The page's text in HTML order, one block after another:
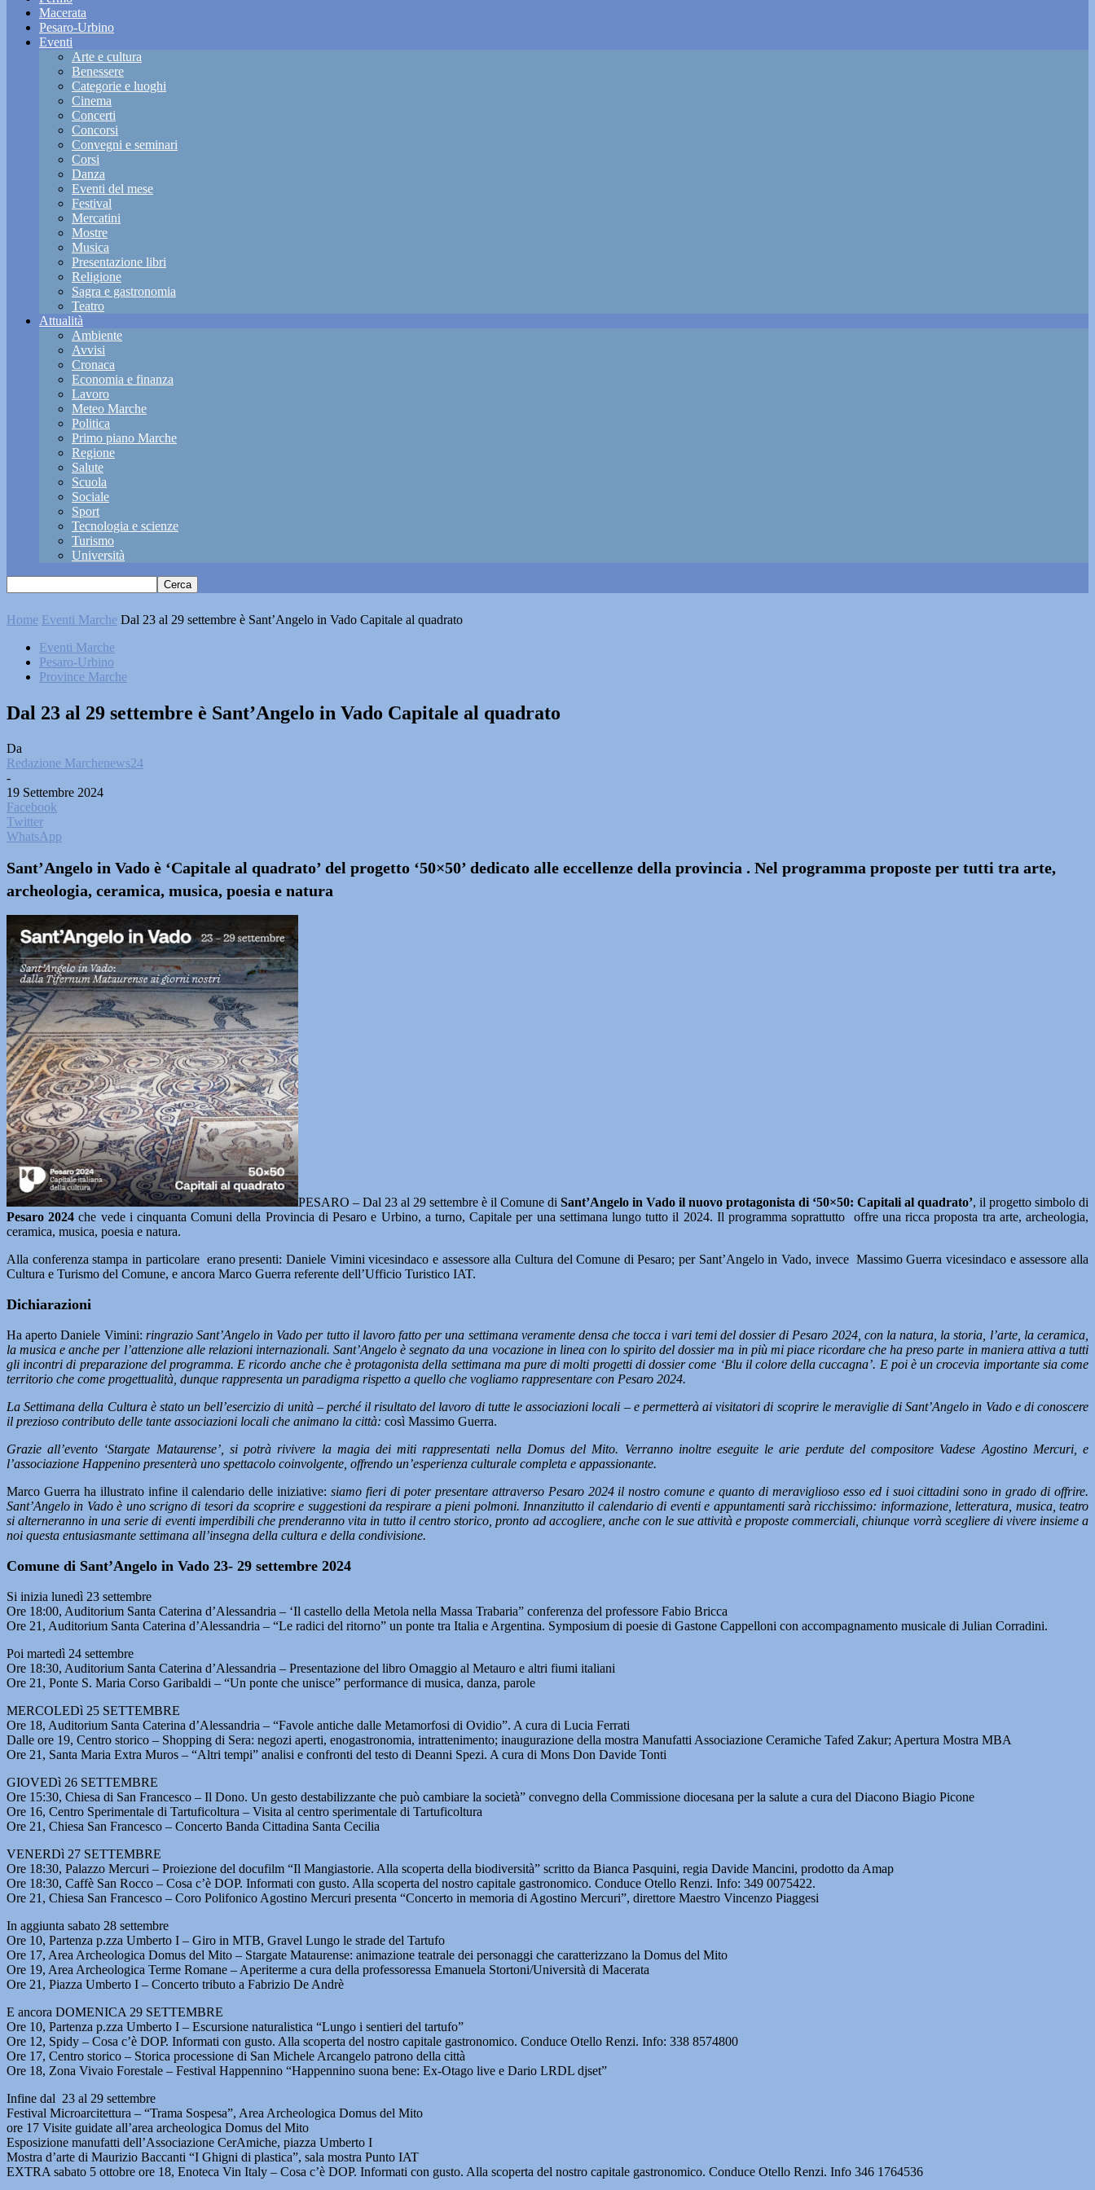
Macerata
Pesaro-Urbino
Eventi
Arte e cultura
Benessere
Categorie e luoghi
Cinema
Concerti
Concorsi
Convegni e seminari
Corsi
Danza
Eventi del mese
Festival
Mercatini
Mostre
Musica
Presentazione libri
Religione
Sagra e gastronomia
Teatro
Attualità
Ambiente
Avvisi
Cronaca
Economia e finanza
Lavoro
Meteo Marche
Politica
Primo piano Marche
Regione
Salute
Scuola
Sociale
Sport
Tecnologia e scienze
Turismo
Università
Home Eventi Marche Dal 23 al 29 settembre è Sant’Angelo in Vado Capitale al quadrato
Eventi Marche
Pesaro-Urbino
Province Marche
Dal 23 al 29 settembre è Sant’Angelo in Vado Capitale al quadrato
Da
Redazione Marchenews24
-
19 Settembre 2024
Facebook
Twitter
WhatsApp
Sant’Angelo in Vado è ‘Capitale al quadrato’ del progetto ‘50×50’ dedicato alle eccellenze della provincia . Nel programma proposte per tutti tra arte,
archeologia, ceramica, musica, poesia e natura
PESARO – Dal 23 al 29 settembre è il Comune di Sant’Angelo in Vado il nuovo protagonista di ‘50×50: Capitali al quadrato’, il progetto simbolo di
Pesaro 2024 che vede i cinquanta Comuni della Provincia di Pesaro e Urbino, a turno, Capitale per una settimana lungo tutto il 2024. Il programma soprattutto offre una ricca proposta tra arte, archeologia,
ceramica, musica, poesia e natura.
Alla conferenza stampa in particolare erano presenti: Daniele Vimini vicesindaco e assessore alla Cultura del Comune di Pesaro; per Sant’Angelo in Vado, invece Massimo Guerra vicesindaco e assessore alla
Cultura e Turismo del Comune, e ancora Marco Guerra referente dell’Ufficio Turistico IAT.
Dichiarazioni
Ha aperto Daniele Vimini: ringrazio Sant’Angelo in Vado per tutto il lavoro fatto per una settimana veramente densa che tocca i vari temi del dossier di Pesaro 2024, con la natura, la storia, l’arte, la ceramica,
la musica e anche per l’attenzione alle relazioni internazionali. Sant’Angelo è segnato da una vocazione in linea con lo spirito del dossier ma in più mi piace ricordare che ha preso parte in maniera attiva a tutti
gli incontri di preparazione del programma. E ricordo anche che è protagonista della settimana ma pure di molti progetti di dossier come ‘Blu il colore della cuccagna’. E poi è un crocevia importante sia come
territorio che come progettualità, dunque rappresenta un paradigma rispetto a quello che vogliamo rappresentare con Pesaro 2024.
La Settimana della Cultura è stato un bell’esercizio di unità – perché il risultato del lavoro di tutte le associazioni locali – e permetterà ai visitatori di scoprire le meraviglie di Sant’Angelo in Vado e di conoscere
il prezioso contributo delle tante associazioni locali che animano la città: così Massimo Guerra.
Grazie all’evento ‘Stargate Mataurense’, si potrà rivivere la magia dei miti rappresentati nella Domus del Mito. Verranno inoltre eseguite le arie perdute del compositore Vadese Agostino Mercuri, e
l’associazione Happenino presenterà uno spettacolo coinvolgente, offrendo un’esperienza culturale completa e appassionante.
Marco Guerra ha illustrato infine il calendario delle iniziative:siamo fieri di poter presentare attraverso Pesaro 2024 il nostro comune e quanto di meraviglioso esso ed i suoi cittadini sono in grado di offrire.
Sant’Angelo in Vado è uno scrigno di tesori da scoprire e suggestioni da respirare a pieni polmoni. Innanzitutto il calendario di eventi e appuntamenti sarà ricchissimo: informazione, letteratura, musica, teatro
si alterneranno in una serie di eventi imperdibili che prenderanno vita in tutto il centro storico, pronto ad accogliere, anche con le sue attività e proposte commerciali, chiunque vorrà scegliere di vivere insieme a
noi questa entusiasmante settimana all’insegna della cultura e della condivisione.
Comune di Sant’Angelo in Vado 23- 29 settembre 2024
Si inizia lunedì 23 settembre
Ore 18:00, Auditorium Santa Caterina d’Alessandria – ‘Il castello della Metola nella Massa Trabaria” conferenza del professore Fabio Bricca
Ore 21, Auditorium Santa Caterina d’Alessandria – “Le radici del ritorno” un ponte tra Italia e Argentina. Symposium di poesie di Gastone Cappelloni con accompagnamento musicale di Julian Corradini.
Poi martedì 24 settembre
Ore 18:30, Auditorium Santa Caterina d’Alessandria – Presentazione del libro Omaggio al Metauro e altri fiumi italiani
Ore 21, Ponte S. Maria Corso Garibaldi – “Un ponte che unisce” performance di musica, danza, parole
MERCOLEDì 25 SETTEMBRE
Ore 18, Auditorium Santa Caterina d’Alessandria – “Favole antiche dalle Metamorfosi di Ovidio”. A cura di Lucia Ferrati
Dalle ore 19, Centro storico – Shopping di Sera: negozi aperti, enogastronomia, intrattenimento; inaugurazione della mostra Manufatti Associazione Ceramiche Tafed Zakur; Apertura Mostra MBA
Ore 21, Santa Maria Extra Muros – “Altri tempi” analisi e confronti del testo di Deanni Spezi. A cura di Mons Don Davide Tonti
GIOVEDì 26 SETTEMBRE
Ore 15:30, Chiesa di San Francesco – Il Dono. Un gesto destabilizzante che può cambiare la società” convegno della Commissione diocesana per la salute a cura del Diacono Biagio Picone
Ore 16, Centro Sperimentale di Tartuficoltura – Visita al centro sperimentale di Tartuficoltura
Ore 21, Chiesa San Francesco – Concerto Banda Cittadina Santa Cecilia
VENERDì 27 SETTEMBRE
Ore 18:30, Palazzo Mercuri – Proiezione del docufilm “Il Mangiastorie. Alla scoperta della biodiversità” scritto da Bianca Pasquini, regia Davide Mancini, prodotto da Amap
Ore 18:30, Caffè San Rocco – Cosa c’è DOP. Informati con gusto. Alla scoperta del nostro capitale gastronomico. Conduce Otello Renzi. Info: 349 0075422.
Ore 21, Chiesa San Francesco – Coro Polifonico Agostino Mercuri presenta “Concerto in memoria di Agostino Mercuri”, direttore Maestro Vincenzo Piaggesi
In aggiunta sabato 28 settembre
Ore 10, Partenza p.zza Umberto I – Giro in MTB, Gravel Lungo le strade del Tartufo
Ore 17, Area Archeologica Domus del Mito – Stargate Mataurense: animazione teatrale dei personaggi che caratterizzano la Domus del Mito
Ore 19, Area Archeologica Terme Romane – Aperiterme a cura della professoressa Emanuela Stortoni/Università di Macerata
Ore 21, Piazza Umberto I – Concerto tributo a Fabrizio De Andrè
E ancora DOMENICA 29 SETTEMBRE
Ore 10, Partenza p.zza Umberto I – Escursione naturalistica “Lungo i sentieri del tartufo”
Ore 12, Spidy – Cosa c’è DOP. Informati con gusto. Alla scoperta del nostro capitale gastronomico. Conduce Otello Renzi. Info: 338 8574800
Ore 17, Centro storico – Storica processione di San Michele Arcangelo patrono della città
Ore 18, Zona Vivaio Forestale – Festival Happennino “Happennino suona bene: Ex-Otago live e Dario LRDL djset”
Infine dal 23 al 29 settembre
Festival Microarcitettura – “Trama Sospesa”, Area Archeologica Domus del Mito
ore 17 Visite guidate all’area archeologica Domus del Mito
Esposizione manufatti dell’Associazione CerAmiche, piazza Umberto I
Mostra d’arte di Maurizio Baccanti “I Ghigni di plastica”, sala mostra Punto IAT
EXTRA sabato 5 ottobre ore 18, Enoteca Vin Italy – Cosa c’è DOP. Informati con gusto. Alla scoperta del nostro capitale gastronomico. Conduce Otello Renzi. Info 346 1764536